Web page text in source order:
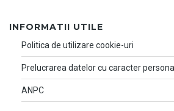
INFORMATII UTILE
Politica de utilizare cookie-uri
Prelucrarea datelor cu caracter personal
ANPC